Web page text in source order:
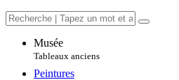
Musée
Tableaux anciens
Peintures